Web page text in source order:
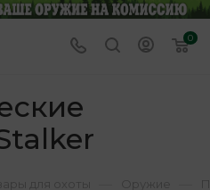
0